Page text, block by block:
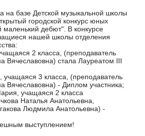
на базе Детской музыкальной школы
городской конкурс юных
дебют". В конкурсе
нашей школы отделения
2 класса, (преподаватель
Вячеславовна) стала Лауреатом III
3 класса, (преподаватель
Вячеславовна) - Диплом участника;
учащаяся 2 класса
Наталья Анатольевна,
Людмила Анатольевна) -
выступлением!